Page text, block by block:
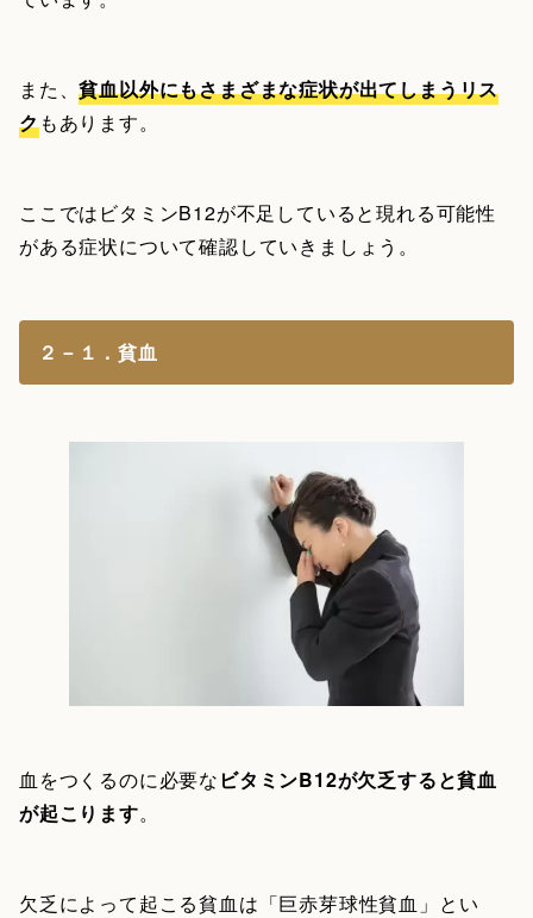
また、貧血以外にもさまざまな症状が出てしまうリス
クもあります。
ここではビタミンB12が不足していると現れる可能性
がある症状について確認していきましょう。
２－１．貧血
血をつくるのに必要な ビタミンB12が欠乏すると貧血
が起こります。
欠乏によって起こる貧血は「巨赤芽球性貧血」とい